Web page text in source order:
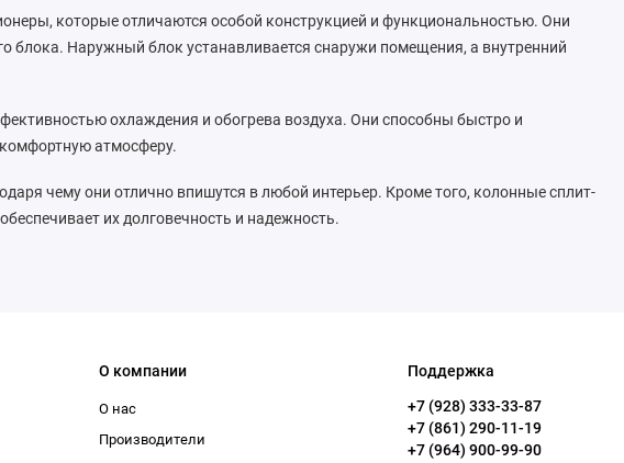
которые отличаются особой конструкцией и функциональностью. Они
блока. Наружный блок устанавливается снаружи помещения, а внутренний
охлаждения и обогрева воздуха. Они способны быстро и
атмосферу.
чему они отлично впишутся в любой интерьер. Кроме того, колонные сплит-
их долговечность и надежность.
О компании
О нас
Производители
Поддержка
+7 (928) 333-33-87
+7 (861) 290-11-19
+7 (964) 900-99-90